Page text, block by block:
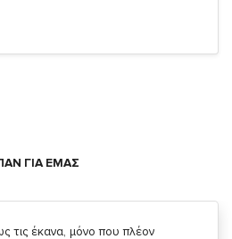
ΓΙΑ ΕΜΑΣ
την δυνατότητα να κάνουμε